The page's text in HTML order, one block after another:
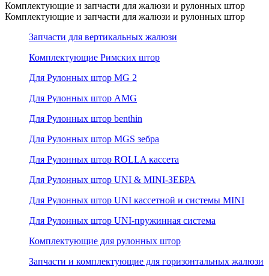
Комплектующие и запчасти для жалюзи и рулонных штор
Комплектующие и запчасти для жалюзи и рулонных штор
Запчасти для вертикальных жалюзи
Комплектующие Римских штор
Для Рулонных штор MG 2
Для Рулонных штор AMG
Для Рулонных штор benthin
Для Рулонных штор MGS зебра
Для Рулонных штор ROLLA кассета
Для Рулонных штор UNI & MINI-ЗЕБРА
Для Рулонных штор UNI кассетной и системы MINI
Для Рулонных штор UNI-пружинная система
Комплектующие для рулонных штор
Запчасти и комплектующие для горизонтальных жалюзи